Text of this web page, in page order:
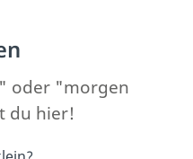
oder "morgen
du hier!